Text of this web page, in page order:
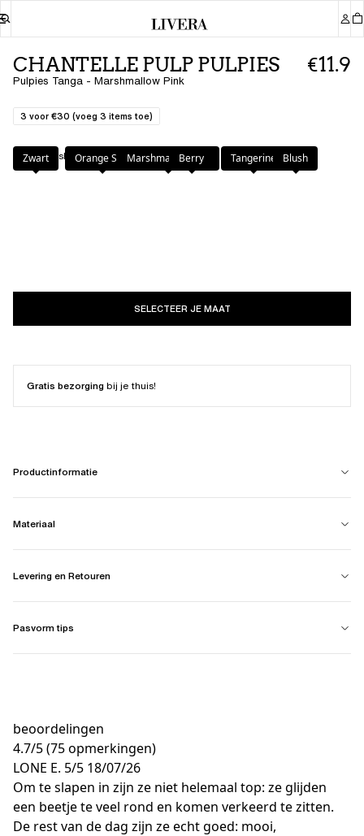
CHANTELLE PULP PULPIES
Pulpies Tanga - Marshmallow Pink
€11.9
3 voor €30 (voeg 3 items toe)
Kleur: Marshmallow Pink
Zwart Orange SariMarshmallow Pink
Berry Tangerine Blush
SELECTEER JE MAAT
Gratis bezorgingbij je thuis!
Productinformatie
Materiaal
Levering en Retouren
Pasvorm tips
beoordelingen
4.7/5(75 opmerkingen)
LONE E. 5/5 18/07/26
Om te slapen in zijn ze niet helemaal top: ze glijden
een beetje te veel rond en komen verkeerd te zitten.
De rest van de dag zijn ze echt goed: mooi,